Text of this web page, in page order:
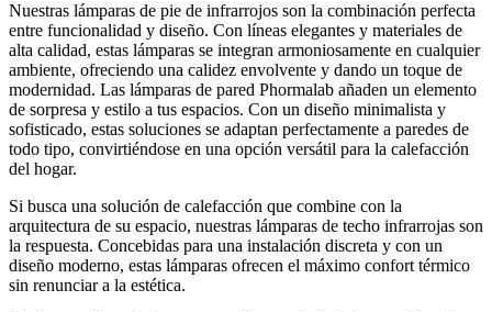
Nuestras lámparas de pie de infrarrojos son la combinación perfecta
entre funcionalidad y diseño. Con líneas elegantes y materiales de
alta calidad, estas lámparas se integran armoniosamente en cualquier
ambiente, ofreciendo una calidez envolvente y dando un toque de
modernidad. Las lámparas de pared Phormalab añaden un elemento
de sorpresa y estilo a tus espacios. Con un diseño minimalista y
sofisticado, estas soluciones se adaptan perfectamente a paredes de
todo tipo, convirtiéndose en una opción versátil para la calefacción
del hogar.
Si busca una solución de calefacción que combine con la
arquitectura de su espacio, nuestras lámparas de techo infrarrojas son
la respuesta. Concebidas para una instalación discreta y con un
diseño moderno, estas lámparas ofrecen el máximo confort térmico
sin renunciar a la estética.